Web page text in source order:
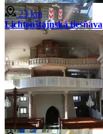
23 km
Lichtenštajnská tiesňava